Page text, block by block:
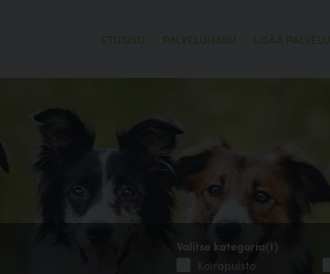
ETUSIVU PALVELUHAKU LISÄÄ PALVELU
Valitse kategoria(t)
Koirapuisto